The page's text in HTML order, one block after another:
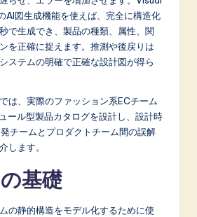
図生成機能を使えば、完全に構造化
で生成でき、製品の種類、属性、関
を正確に捉えます。推測や後戻りは
ステムの明確で正確な設計図が得ら
は、実際のファッション系ECチーム
ール型製品カタログを設計し、設計時
チームとプロダクトチーム間の誤解
します。
基礎
の静的構造をモデル化するために使